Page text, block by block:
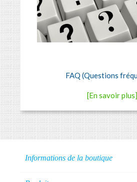
FAQ (Questions
[En savoir plus]
Informations de la boutique